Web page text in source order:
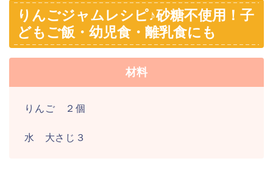
りんごジャムレシピ♪砂糖不使用！子
どもご飯・幼児食・離乳食にも
材料
りんご ２個
水 大さじ３